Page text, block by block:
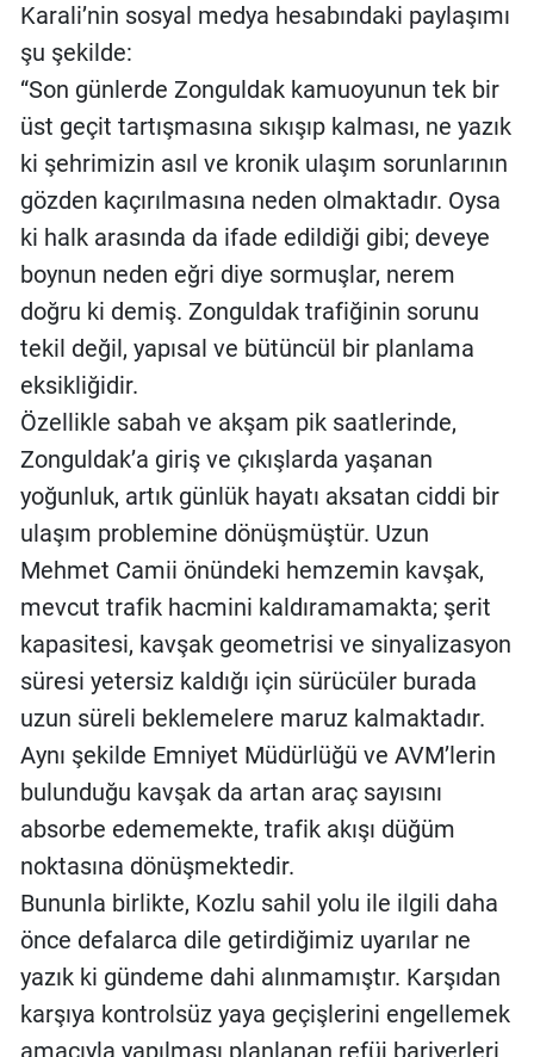
Karali’nin sosyal medya hesabındaki paylaşımı
şu şekilde:
“Son günlerde Zonguldak kamuoyunun tek bir
üst geçit tartışmasına sıkışıp kalması, ne yazık
ki şehrimizin asıl ve kronik ulaşım sorunlarının
gözden kaçırılmasına neden olmaktadır. Oysa
ki halk arasında da ifade edildiği gibi; deveye
boynun neden eğri diye sormuşlar, nerem
doğru ki demiş. Zonguldak trafiğinin sorunu
tekil değil, yapısal ve bütüncül bir planlama
eksikliğidir.
Özellikle sabah ve akşam pik saatlerinde,
Zonguldak’a giriş ve çıkışlarda yaşanan
yoğunluk, artık günlük hayatı aksatan ciddi bir
ulaşım problemine dönüşmüştür. Uzun
Mehmet Camii önündeki hemzemin kavşak,
mevcut trafik hacmini kaldıramamakta; şerit
kapasitesi, kavşak geometrisi ve sinyalizasyon
süresi yetersiz kaldığı için sürücüler burada
uzun süreli beklemelere maruz kalmaktadır.
Aynı şekilde Emniyet Müdürlüğü ve AVM’lerin
bulunduğu kavşak da artan araç sayısını
absorbe edememekte, trafik akışı düğüm
noktasına dönüşmektedir.
Bununla birlikte, Kozlu sahil yolu ile ilgili daha
önce defalarca dile getirdiğimiz uyarılar ne
yazık ki gündeme dahi alınmamıştır. Karşıdan
karşıya kontrolsüz yaya geçişlerini engellemek